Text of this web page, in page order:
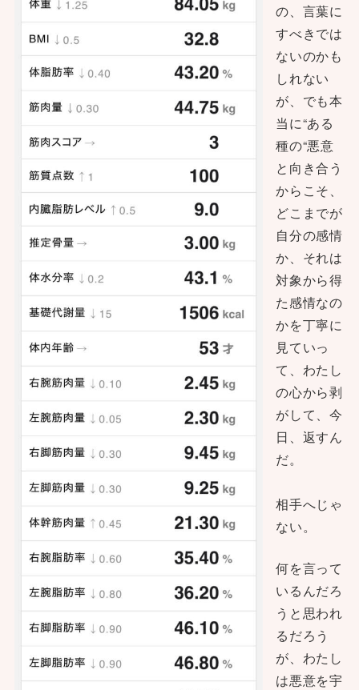
の、言葉に
すべきでは
ないのかも
しれない
が、でも本
当に“ある
種の“悪意
と向き合う
からこそ、
どこまでが
自分の感情
か、それは
対象から得
た感情なの
かを丁寧に
見ていっ
て、わたし
の心から剥
がして、今
日、返すん
だ。
相手へじゃ
ない。
何を言って
いるんだろ
うと思われ
るだろう
が、わたし
は悪意を宇